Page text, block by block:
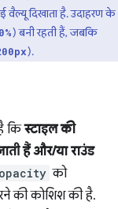
दिखाता है. उदाहरण के
) बनी रहती हैं, जबकि
).
किस्टाइल की
हैं और/या राउंड
opacity को
की कोशिश की है.